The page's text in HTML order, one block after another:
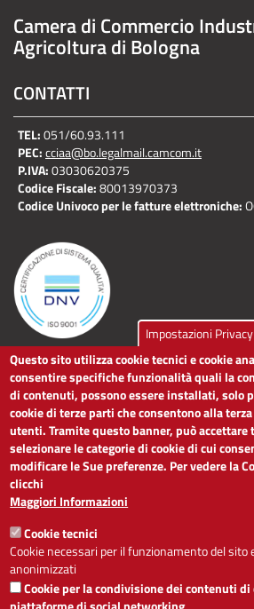
Camera di Commercio
Agricoltura di Bologna
CONTATTI
TEL:051/60.93.111
PEC:cciaa@bo.legalmail.camcom.it
P.IVA:03030620375
Codice Fiscale:80013970373
Codice Univoco per le fatture elettroniche:
LINK UTILI
Dichiarazione di accessibilità
Obiettivi di accessibilità
Segnalaci problemi di accessibilità
Note legali
Privacy
Accesso riservato
ACCESSIBILITÀ
- A +
Impostazioni Privacy
Questo sito utilizza cookie tecnici e cookie
consentire specifiche funzionalità quali la
di contenuti, possono essere installati, solo
cookie di terze parti che consentono alla
utenti. Tramite questo banner, può accettare
selezionare le categorie di cookie di cui
modificare le Sue preferenze. Per vedere la
clicchi
Maggiori Informazioni
Cookie tecnici
Cookie necessari per il funzionamento del sito
anonimizzati
Cookie per la condivisione dei contenuti